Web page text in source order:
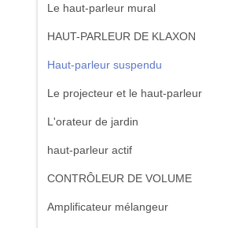
Le haut-parleur mural
HAUT-PARLEUR DE KLAXON
Haut-parleur suspendu
Le projecteur et le haut-parleur
L'orateur de jardin
haut-parleur actif
CONTRÔLEUR DE VOLUME
Amplificateur mélangeur